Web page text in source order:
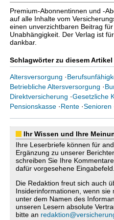
Premium-Abonnentinnen und -
auf alle Inhalte vom
einen unverzichtbaren Beitrag
Unabhängigkeit. Der Verlag ist
dankbar.
Schlagwörter zu diesem Artikel
Altersversorgung ·
Betriebliche Altersversorgung ·
Direktversicherung ·Gesetzliche
Pensionskasse ·Rente ·Senioren
Ihr Wissen und Ihre
Ihre Leserbriefe können für
Ergänzung zu unserer
schreiben Sie Ihre
dafür vorgesehene Eingabefeld.
Die Redaktion freut sich auch
Insiderinformationen, wenn sie
unter dem Namen des
unseren Lesern absolute
bitte an